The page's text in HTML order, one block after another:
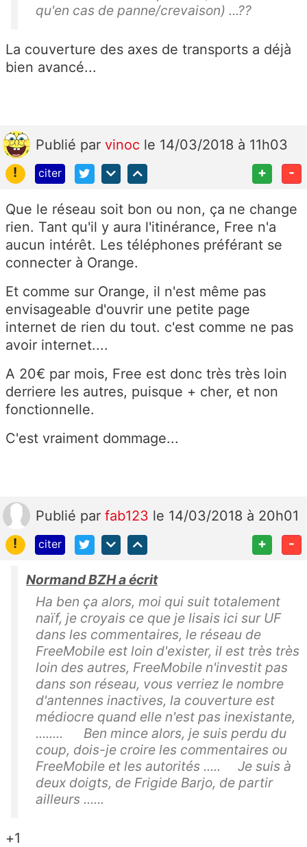
qu'en cas de panne/crevaison) ...??
La couverture des axes de transports a déjà
bien avancé...
Publié par vinoc le 14/03/2018 à 11h03
!
citer + -
Que le réseau soit bon ou non, ça ne change
rien. Tant qu'il y aura l'itinérance, Free n'a
aucun intérêt. Les téléphones préférant se
connecter à Orange.
Et comme sur Orange, il n'est même pas
envisageable d'ouvrir une petite page
internet de rien du tout. c'est comme ne pas
avoir internet....
A 20€ par mois, Free est donc très très loin
derriere les autres, puisque + cher, et non
fonctionnelle.
C'est vraiment dommage...
Publié par fab123 le 14/03/2018 à 20h01
!
citer + -
Normand BZH a écrit
Ha ben ça alors, moi qui suit totalement
naïf, je croyais ce que je lisais ici sur UF
dans les commentaires, le réseau de
FreeMobile est loin d'exister, il est très très
loin des autres, FreeMobile n'investit pas
dans son réseau, vous verriez le nombre
d'antennes inactives, la couverture est
médiocre quand elle n'est pas inexistante,
........ Ben mince alors, je suis perdu du
coup, dois-je croire les commentaires ou
FreeMobile et les autorités ..... Je suis à
deux doigts, de Frigide Barjo, de partir
ailleurs ......
+1